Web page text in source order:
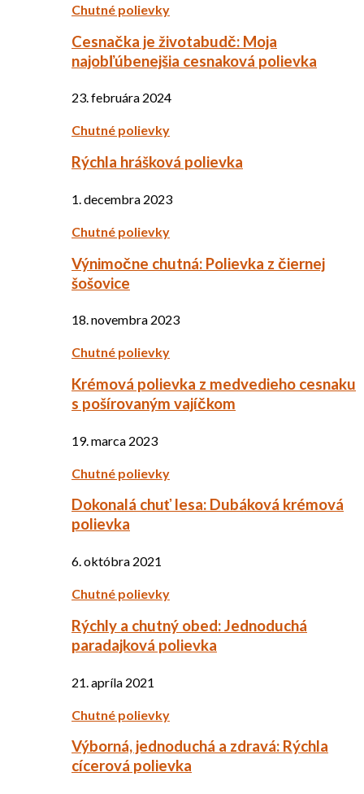
Chutné polievky
Cesnačka je životabudč: Moja
najobľúbenejšia cesnaková polievka
23. februára 2024
Chutné polievky
Rýchla hrášková polievka
1. decembra 2023
Chutné polievky
Výnimočne chutná: Polievka z čiernej
šošovice
18. novembra 2023
Chutné polievky
Krémová polievka z medvedieho cesnaku
s pošírovaným vajíčkom
19. marca 2023
Chutné polievky
Dokonalá chuť lesa: Dubáková krémová
polievka
6. októbra 2021
Chutné polievky
Rýchly a chutný obed: Jednoduchá
paradajková polievka
21. apríla 2021
Chutné polievky
Výborná, jednoduchá a zdravá: Rýchla
cícerová polievka